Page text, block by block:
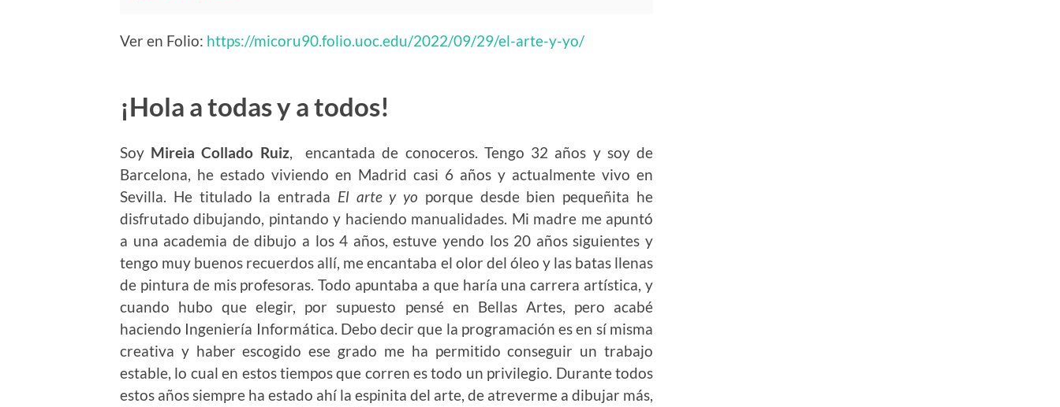
Ver en Folio: https://micoru90.folio.uoc.edu/2022/09/29/el-arte-y-yo/
¡Hola a todas y a todos!
Soy Mireia Collado Ruiz, encantada de conoceros. Tengo 32 años y soy de
Barcelona, he estado viviendo en Madrid casi 6 años y actualmente vivo en
Sevilla. He titulado la entrada El arte y yo porque desde bien pequeñita he
disfrutado dibujando, pintando y haciendo manualidades. Mi madre me apuntó
a una academia de dibujo a los 4 años, estuve yendo los 20 años siguientes y
tengo muy buenos recuerdos allí, me encantaba el olor del óleo y las batas llenas
de pintura de mis profesoras. Todo apuntaba a que haría una carrera artística, y
cuando hubo que elegir, por supuesto pensé en Bellas Artes, pero acabé
haciendo Ingeniería Informática. Debo decir que la programación es en sí misma
creativa y haber escogido ese grado me ha permitido conseguir un trabajo
estable, lo cual en estos tiempos que corren es todo un privilegio. Durante todos
estos años siempre ha estado ahí la espinita del arte, de atreverme a dibujar más,